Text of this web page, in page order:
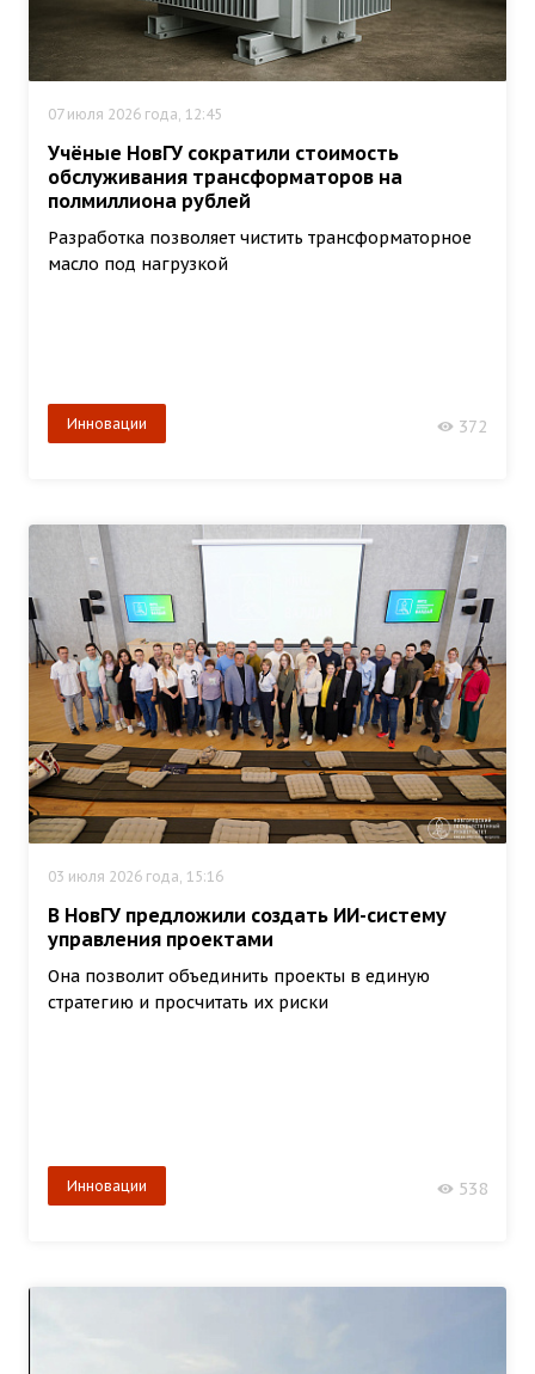
07 июля 2026 года, 12:45
Учёные НовГУ сократили стоимость
обслуживания трансформаторов на
полмиллиона рублей
Разработка позволяет чистить трансформаторное
масло под нагрузкой
Инновации 372
03 июля 2026 года, 15:16
В НовГУ предложили создать ИИ-систему
управления проектами
Она позволит объединить проекты в единую
стратегию и просчитать их риски
Инновации 538